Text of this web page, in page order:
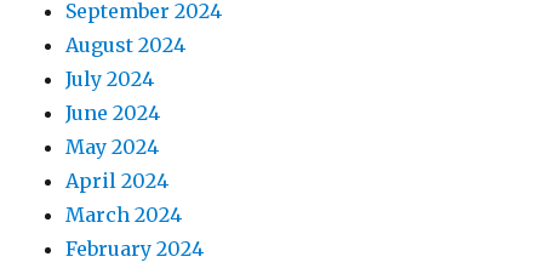
September 2024
August 2024
July 2024
June 2024
May 2024
April 2024
March 2024
February 2024